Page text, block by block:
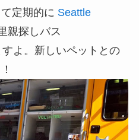
定期的に Seattle
親探しバス
よ。新しいペットとの